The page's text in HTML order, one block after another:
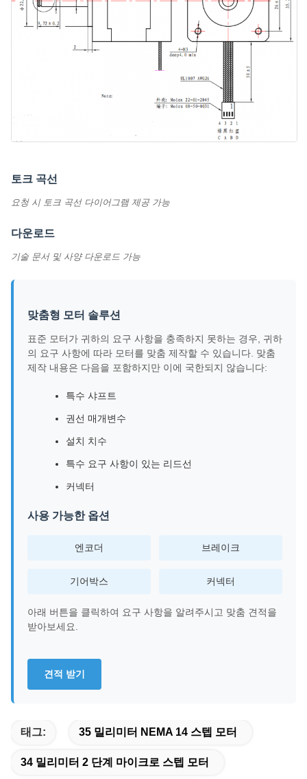
토크 곡선
요청 시 토크 곡선 다이어그램 제공 가능
다운로드
기술 문서 및 사양 다운로드 가능
맞춤형 모터 솔루션
표준 모터가 귀하의 요구 사항을 충족하지 못하는 경우, 귀하
의 요구 사항에 따라 모터를 맞춤 제작할 수 있습니다. 맞춤
제작 내용은 다음을 포함하지만 이에 국한되지 않습니다:
특수 샤프트
권선 매개변수
설치 치수
특수 요구 사항이 있는 리드선
커넥터
사용 가능한 옵션
엔코더 브레이크
기어박스 커넥터
아래 버튼을 클릭하여 요구 사항을 알려주시고 맞춤 견적을
받아보세요.
견적 받기
태그: 35 밀리미터 NEMA 14 스텝 모터
34 밀리미터 2 단계 마이크로 스텝 모터